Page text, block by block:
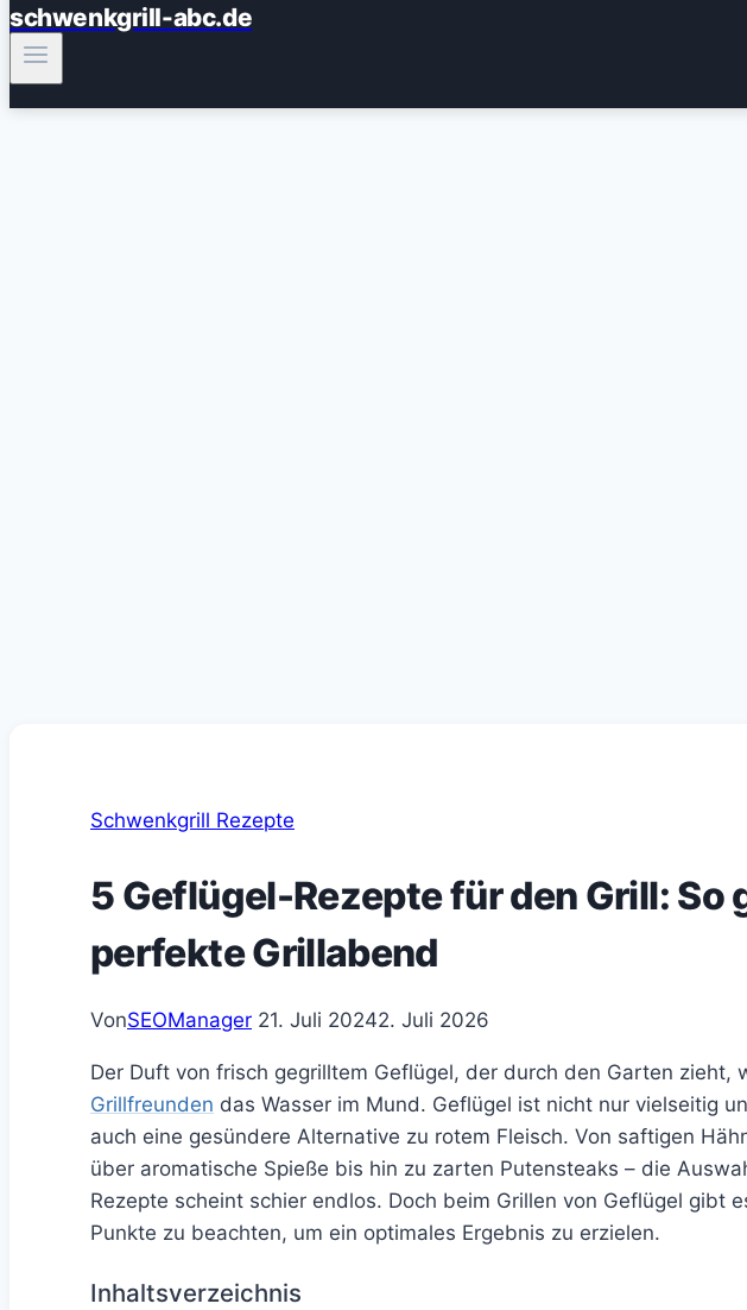
schwenkgrill-abc.de
Schwenkgrill Rezepte
5 Geflügel-Rezepte für den Grill: So
perfekte Grillabend
VonSEOManager 21. Juli 20242. Juli 2026
Der Duft von frisch gegrilltem Geflügel, der durch den Garten zieht,
Grillfreunden das Wasser im Mund. Geflügel ist nicht nur vielseitig
auch eine gesündere Alternative zu rotem Fleisch. Von saftigen
über aromatische Spieße bis hin zu zarten Putensteaks – die
Rezepte scheint schier endlos. Doch beim Grillen von Geflügel gibt
Punkte zu beachten, um ein optimales Ergebnis zu erzielen.
Inhaltsverzeichnis